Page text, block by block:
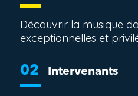
Découvrir la musique
exceptionnelles et
02 Intervenants